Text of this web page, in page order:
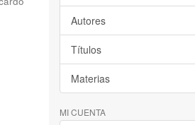
Autores
Títulos
Materias
MI CUENTA